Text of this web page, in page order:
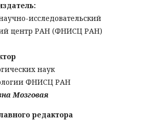
исследовательский
центр РАН (ФНИСЦ РАН)
наук
ФНИСЦ РАН
Мозговая
редактора